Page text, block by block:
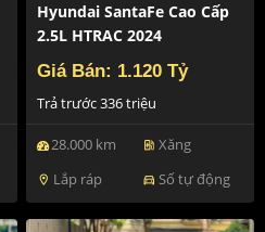
Hyundai SantaFe Cao Cấp
2.5L HTRAC 2024
Giá Bán: 1.120 Tỷ
Trả trước 336 triệu
28.000 km ev_station Xăng
location_on Lắp ráp directions_car Số tự động